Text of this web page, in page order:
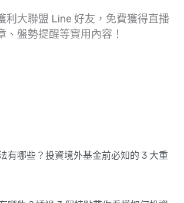
利大聯盟 Line 好友，免費獲得直播
、盤勢提醒等實用內容！
有哪些？投資境外基金前必知的 3 大重